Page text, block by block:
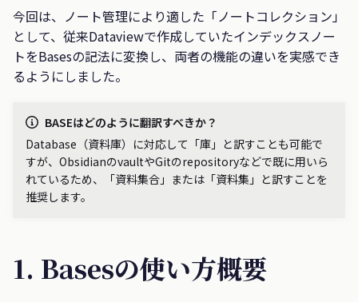
今回は、ノート管理により適した「ノートコレクション」
として、従来Dataviewで作成していたインデックスノー
トをBasesの記法に変換し、両者の機能の違いを実感でき
るようにしました。
BASEはどのように翻訳すべきか？
Database（資料庫）に対応して「庫」と訳すことも可能で
すが、ObsidianのvaultやGitのrepositoryなどで既に用いら
れているため、「資料集合」または「資料集」と訳すことを
推奨します。
1. Basesの使い方概要